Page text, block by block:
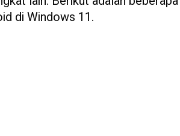
di Windows 11.